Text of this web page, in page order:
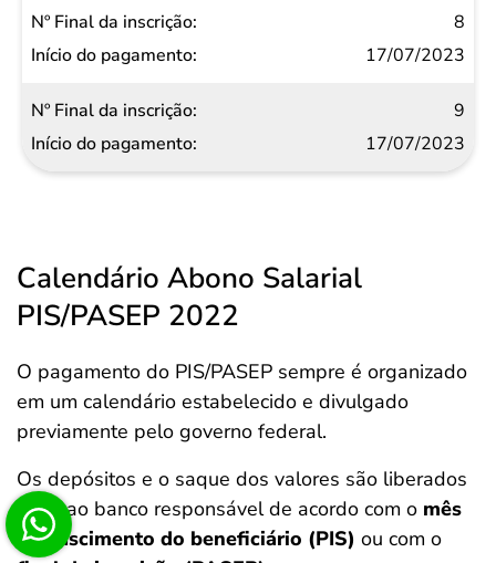
8
17/07/2023
9
17/07/2023
Calendário Abono Salarial
PIS/PASEP 2022
O pagamento do PIS/PASEP sempre é organizado
em um calendário estabelecido e divulgado
previamente pelo governo federal.
Os depósitos e o saque dos valores são liberados
junto ao banco responsável de acordo com o mês
de nascimento do beneficiário (PIS) ou com o